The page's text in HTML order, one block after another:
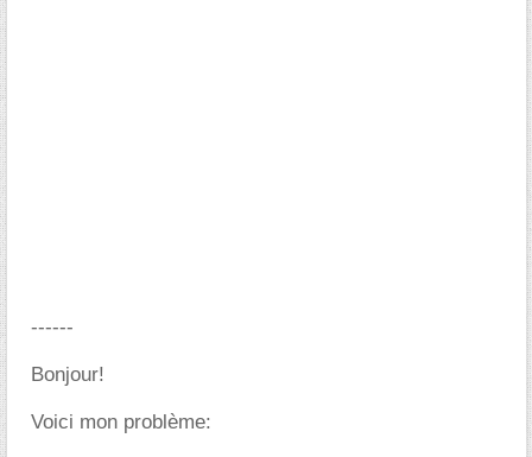
------
Bonjour!
Voici mon problème: